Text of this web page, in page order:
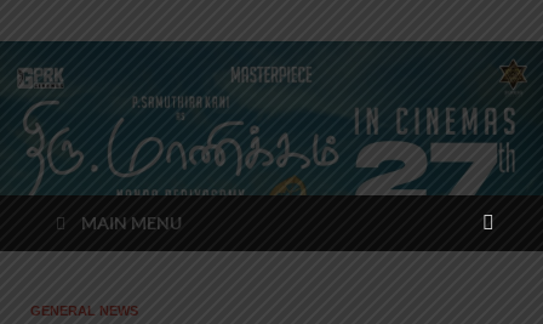
MAIN MENU
GENERAL NEWS